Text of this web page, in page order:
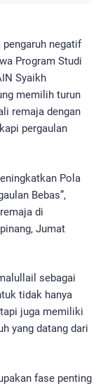
negatif
Program Studi
Syaikh
memilih turun
remaja dengan
pergaulan
Pola
Bebas”,
di
Jumat
sebagai
tidak hanya
juga memiliki
yang datang dari
fase penting